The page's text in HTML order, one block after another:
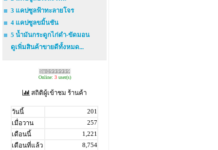
3 แคปซูลฟ้าทะลายโจร
4 แคปซูลขมิ้นชัน
5 น้ำมันกระดูกไก่ดำ-ขัดมอน
ดูเพิ่มสินค้าขายดีทั้งหมด...
Online: 3user(s)
สถิติผู้เข้าชม ร้านค้า
วันนี้
201
เมื่อวาน
257
เดือนนี้
1,221
เดือนที่แล้ว
8,754